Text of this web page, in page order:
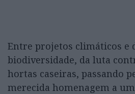
Entre projetos climáticos e
biodiversidade, da luta
hortas caseiras, passando
merecida homenagem a